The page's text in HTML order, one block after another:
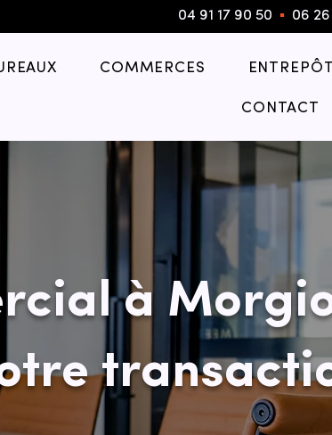
04 91 17 90 50 ▪︎ 06
COMMERCES
CONTACT
à